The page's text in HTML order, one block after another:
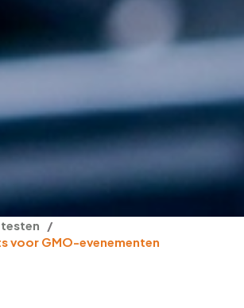
/
voor GMO-evenementen